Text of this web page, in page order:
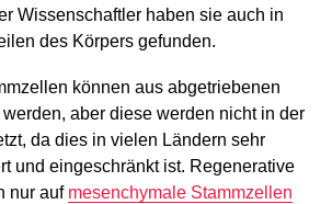
Wissenschaftler haben sie auch in
des Körpers gefunden.
können aus abgetriebenen
aber diese werden nicht in der
da dies in vielen Ländern sehr
und eingeschränkt ist. Regenerative
nur auf mesenchymale Stammzellen